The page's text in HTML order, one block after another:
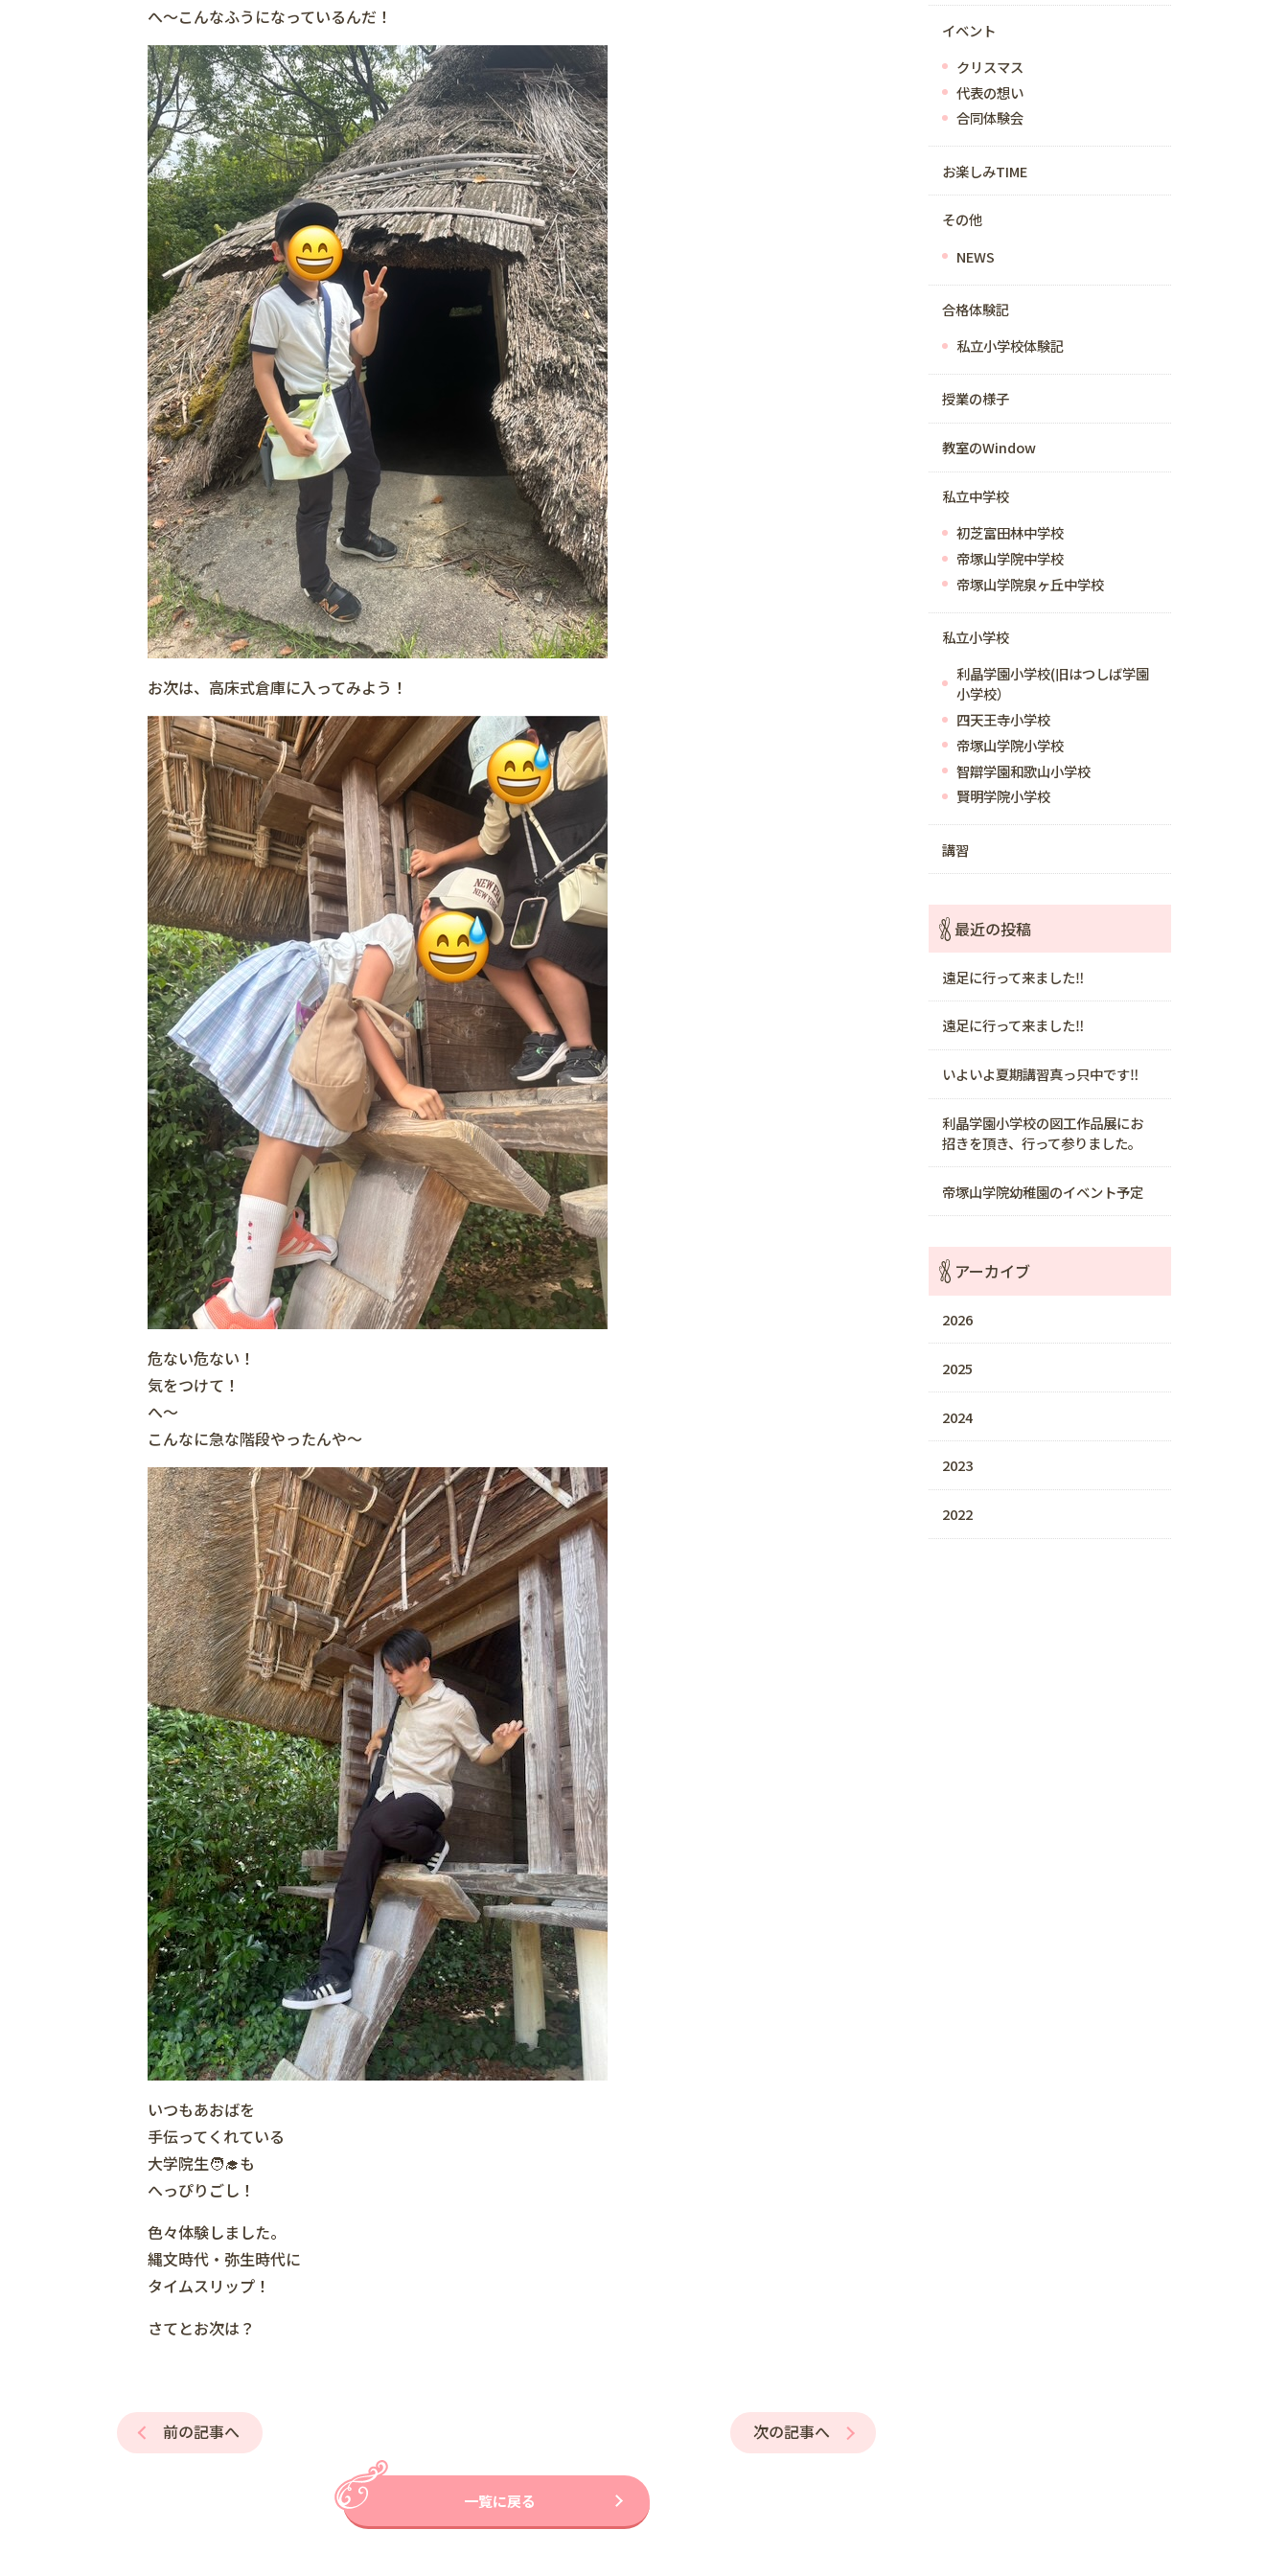
へ〜こんなふうになっているんだ！
お次は、高床式倉庫に入ってみよう！
危ない危ない！
気をつけて！
へ〜
こんなに急な階段やったんや〜
いつもあおばを
手伝ってくれている
大学院生🧑‍🎓も
へっぴりごし！
色々体験しました。
縄文時代・弥生時代に
タイムスリップ！
さてとお次は？
次の記事へ
前の記事へ
一覧に戻る
イベント
クリスマス
代表の想い
合同体験会
お楽しみTIME
その他
NEWS
合格体験記
私立小学校体験記
授業の様子
教室のWindow
私立中学校
初芝富田林中学校
帝塚山学院中学校
帝塚山学院泉ヶ丘中学校
私立小学校
利晶学園小学校(旧はつしば学園
小学校）
四天王寺小学校
帝塚山学院小学校
智辯学園和歌山小学校
賢明学院小学校
講習
最近の投稿
遠足に行って来ました‼️
遠足に行って来ました‼️
いよいよ夏期講習真っ只中です‼️
利晶学園小学校の図工作品展にお
招きを頂き、行って参りました。
帝塚山学院幼稚園のイベント予定
アーカイブ
2026
2025
2024
2023
2022